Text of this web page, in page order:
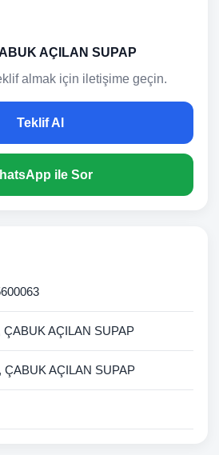
AÇILAN SUPAP
almak için iletişime geçin.
Teklif Al
ile Sor
AÇILAN SUPAP
ÇABUK AÇILAN SUPAP